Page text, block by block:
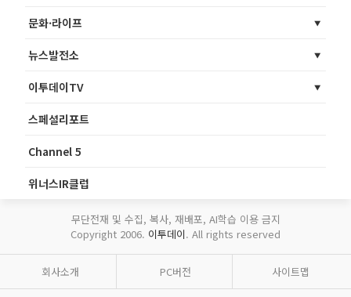
문화·라이프
뉴스발전소
이투데이TV
스페셜리포트
Channel 5
위너스IR클럽
무단전재 및 수집, 복사, 재배포, AI학습 이용 금지
Copyright 2006. 이투데이. All rights reserved
회사소개 PC버전 사이트맵